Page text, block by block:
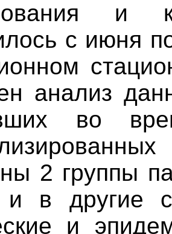
и
с июня
анализ
во
2 группы
и в другие
и